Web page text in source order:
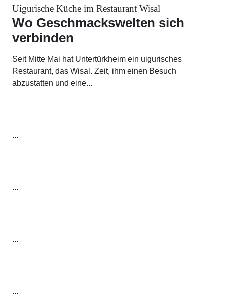
Uigurische Küche im Restaurant Wisal
Wo Geschmackswelten sich
verbinden
Seit Mitte Mai hat Untertürkheim ein uigurisches
Restaurant, das Wisal. Zeit, ihm einen Besuch
abzustatten und eine...
...
...
...
...